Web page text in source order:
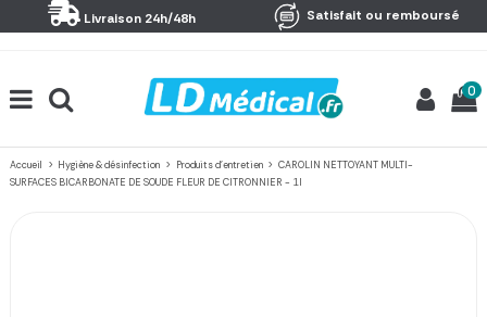
Livraison 24h/48h Satisfait ou remboursé
0
Accueil Hygiène & désinfection Produits d'entretien
CAROLIN NETTOYANT MULTI-
SURFACES BICARBONATE DE SOUDE FLEUR DE CITRONNIER - 1 l
Panneau de gestion des cookies